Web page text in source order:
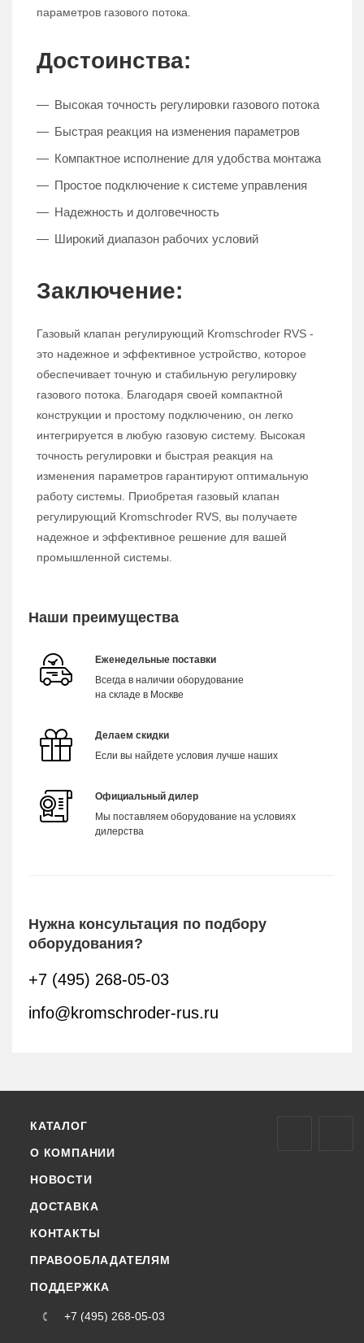
параметров газового потока.
Достоинства:
Высокая точность регулировки газового потока
Быстрая реакция на изменения параметров
Компактное исполнение для удобства монтажа
Простое подключение к системе управления
Надежность и долговечность
Широкий диапазон рабочих условий
Заключение:
Газовый клапан регулирующий Kromschroder RVS -
это надежное и эффективное устройство, которое
обеспечивает точную и стабильную регулировку
газового потока. Благодаря своей компактной
конструкции и простому подключению, он легко
интегрируется в любую газовую систему. Высокая
точность регулировки и быстрая реакция на
изменения параметров гарантируют оптимальную
работу системы. Приобретая газовый клапан
регулирующий Kromschroder RVS, вы получаете
надежное и эффективное решение для вашей
промышленной системы.
Наши преимущества
Еженедельные поставки
Всегда в наличии оборудование
на складе в Москве
Делаем скидки
Если вы найдете условия лучше наших
Официальный дилер
Мы поставляем оборудование на условиях
дилерства
Нужна консультация по подбору
оборудования?
+7 (495) 268-05-03
info@kromschroder-rus.ru
КАТАЛОГ
О КОМПАНИИ
НОВОСТИ
ДОСТАВКА
КОНТАКТЫ
ПРАВООБЛАДАТЕЛЯМ
ПОДДЕРЖКА
+7 (495) 268-05-03